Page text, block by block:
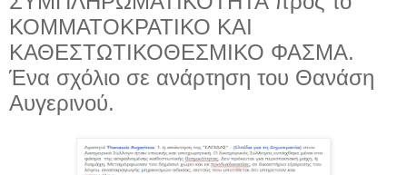
ΚΟΜΜΑΤΟΚΡΑΤΙΚΟ ΚΑΙ
ΚΑΘΕΣΤΩΤΙΚΟΘΕΣΜΙΚΟ ΦΑΣΜΑ.
Ένα σχόλιο σε ανάρτηση του Θανάση
Αυγερινού.